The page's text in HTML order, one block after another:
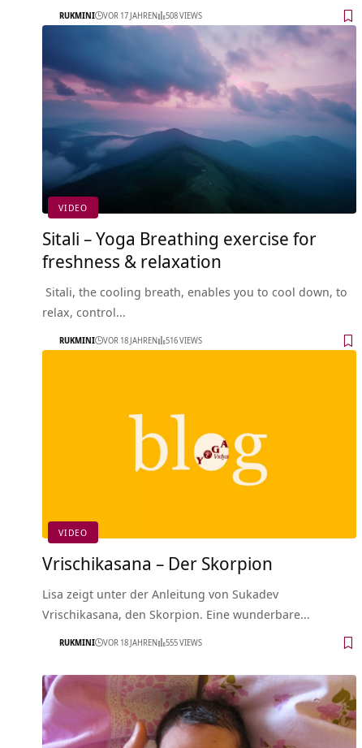
RUKMINI VOR 17 JAHREN 508 VIEWS
VIDEO
Sitali – Yoga Breathing exercise for
freshness & relaxation
Sitali, the cooling breath, enables you to cool down, to
relax, control…
RUKMINI VOR 18 JAHREN 516 VIEWS
VIDEO
Vrischikasana – Der Skorpion
Lisa zeigt unter der Anleitung von Sukadev
Vrischikasana, den Skorpion. Eine wunderbare…
RUKMINI VOR 18 JAHREN 555 VIEWS